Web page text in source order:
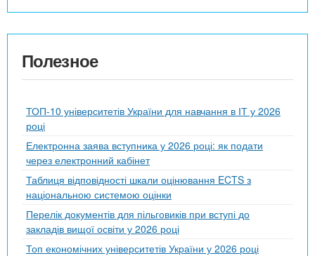
Полезное
ТОП-10 університетів України для навчання в ІТ у 2026
році
Електронна заява вступника у 2026 році: як подати
через електронний кабінет
Таблиця відповідності шкали оцінювання ECTS з
національною системою оцінки
Перелік документів для пільговиків при вступі до
закладів вищої освіти у 2026 році
Топ економічних університетів України у 2026 році